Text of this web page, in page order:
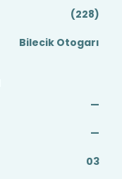
(228)
Bilecik Otogarı
—
—
03